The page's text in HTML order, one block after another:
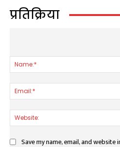
प्रतिक्रिया
Save my name, email, and